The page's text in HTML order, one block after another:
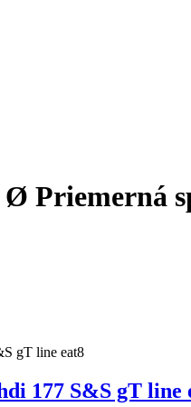
Ø Priemerná
177 S&S gT line